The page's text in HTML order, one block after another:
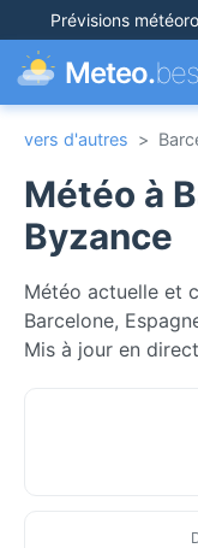
Prévisions
Meteo.
vers d'autres >
Météo à
Byzance
Météo actuelle et
Barcelone,
Mis à jour en